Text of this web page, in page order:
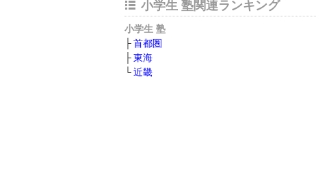
小学生 塾関連ランキング
小学生 塾
首都圏
東海
近畿